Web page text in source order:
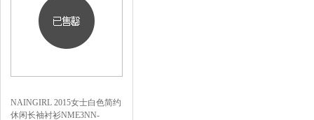
NAINGIRL 2015女士白色简约
休闲长袖衬衫NME3NN-